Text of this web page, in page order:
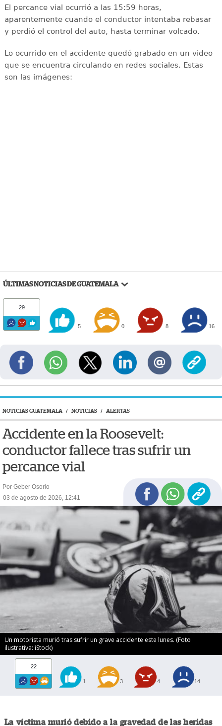
El percance vial ocurrió a las 15:59 horas,
aparentemente cuando el conductor intentaba rebasar
y perdió el control del auto, hasta terminar volcado.
Lo ocurrido en el accidente quedó grabado en un video
que se encuentra circulando en redes sociales. Estas
son las imágenes:
ÚLTIMAS NOTICIAS DE GUATEMALA
29
5 0 8 16
NOTICIAS GUATEMALA / NOTICIAS / ALERTAS
Accidente en la Roosevelt:
conductor fallece tras sufrir un
percance vial
Por Geber Osorio
03 de agosto de 2026, 12:41
Un motorista murió tras sufrir un grave accidente este lunes. (Foto
ilustrativa: iStock)
22
1 3 4 14
La víctima murió debido a la gravedad de las heridas